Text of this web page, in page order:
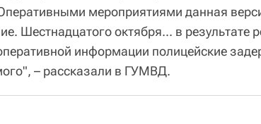
мероприятиями данная
Шестнадцатого октября... в результате
информации полицейские
– рассказали в ГУМВД.